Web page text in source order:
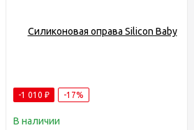
-1 010 ₽ -17%
В наличии